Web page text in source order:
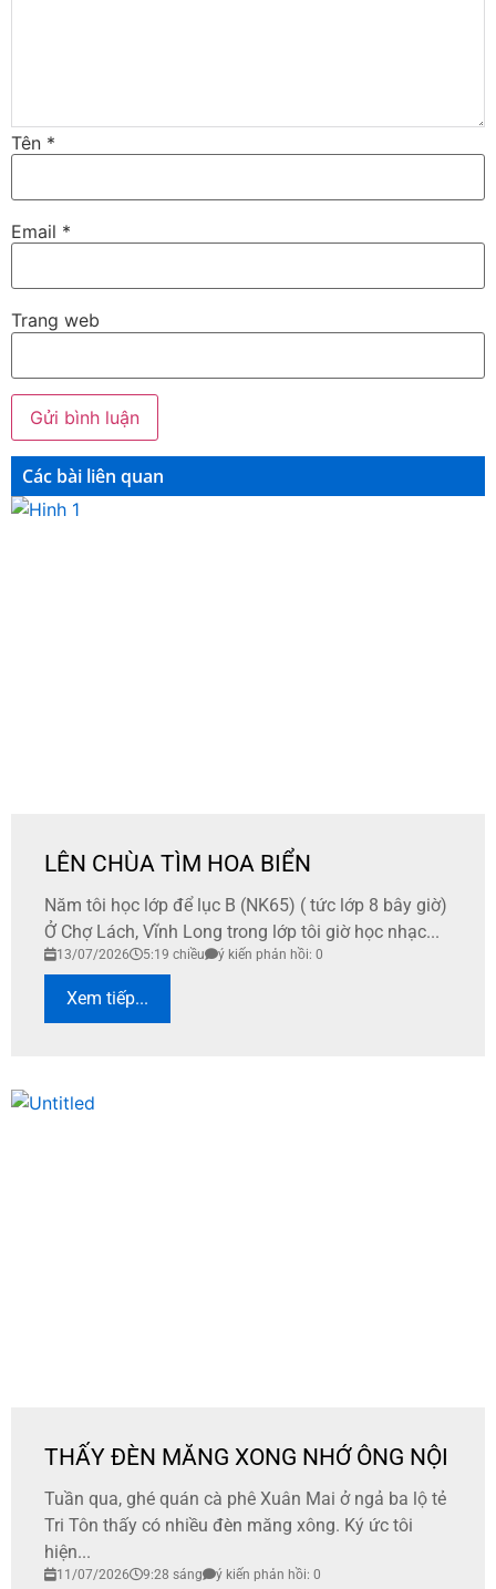
Tên *
Email *
Trang web
Các bài liên quan
LÊN CHÙA TÌM HOA BIỂN
Năm tôi học lớp để lục B (NK65) ( tức lớp 8 bây giờ)
Ở Chợ Lách, Vĩnh Long trong lớp tôi giờ học nhạc...
13/07/2026 5:19 chiều ý kiến phản hồi: 0
Xem tiếp...
THẤY ĐÈN MĂNG XONG NHỚ ÔNG NỘI
Tuần qua, ghé quán cà phê Xuân Mai ở ngả ba lộ tẻ
Tri Tôn thấy có nhiều đèn măng xông. Ký ức tôi
hiện...
11/07/2026 9:28 sáng ý kiến phản hồi: 0